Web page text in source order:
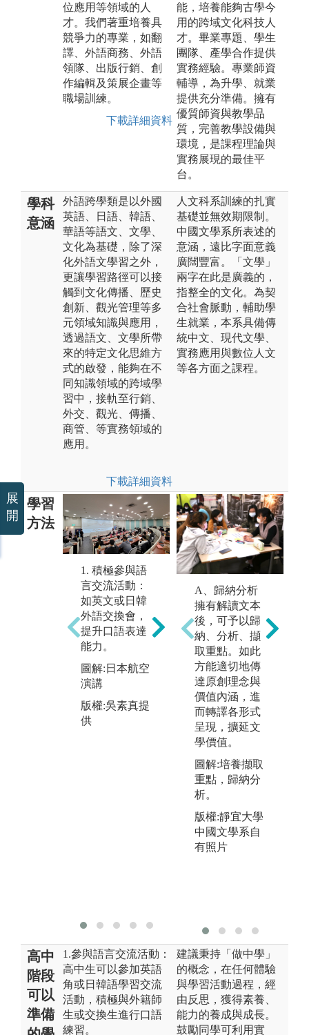
位應用等領域的人
才。我們著重培養具
競爭力的專業，如翻
譯、外語商務、外語
領隊、出版行銷、創
作編輯及策展企畫等
職場訓練。
下載詳細資料
能，培養能夠古學今
用的跨域文化科技人
才。畢業專題、學生
團隊、產學合作提供
實務經驗。專業師資
輔導，為升學、就業
提供充分準備。擁有
優質師資與教學品
質，完善教學設備與
環境，是課程理論與
實務展現的最佳平
台。
學科
意涵
外語跨學類是以外國
英語、日語、韓語、
華語等語文、文學、
文化為基礎，除了深
化外語文學習之外，
更讓學習路徑可以接
觸到文化傳播、歷史
創新、觀光管理等多
元領域知識與應用，
透過語文、文學所帶
來的特定文化思維方
式的啟發，能夠在不
同知識領域的跨域學
習中，接軌至行銷、
外交、觀光、傳播、
商管、等實務領域的
應用。
下載詳細資料
人文科系訓練的扎實
基礎並無效期限制。
中國文學系所表述的
意涵，遠比字面意義
廣闊豐富。「文學」
兩字在此是廣義的，
指整全的文化。為契
合社會脈動，輔助學
生就業，本系具備傳
統中文、現代文學、
實務應用與數位人文
等各方面之課程。
學習
方法
1. 積極參與語
言交流活動：
如英文或日韓
外語交換會，
提升口語表達
能力。
圖解:日本航空
演講
版權:吳素真提
供
2. 閱讀外文書
籍：如英美文
學作品，擴展
詞彙量，注重
文法結構的學
習，以及了解
外國人社會文
和思考模式，
強化國際觀與
跨領域的學習,
常藉分組討
論、口頭發表
等。
A、歸納分析
擁有解讀文本
後，可予以歸
納、分析、擷
取重點。如此
方能適切地傳
達原創理念與
價值內涵，進
而轉譯各形式
呈現，擴延文
學價值。
圖解:培養擷取
重點，歸納分
析。
版權:靜宜大學
中國文學系自
有照片
高中
階段
可以
準備
1.參與語言交流活動：
高中生可以參加英語
角或日韓語學習交流
活動，積極與外籍師
生或交換生進行口語
練習。
建議秉持「做中學」
的概念，在任何體驗
與學習活動過程，經
由反思，獲得素養、
能力的養成與成長。
鼓勵同學可利用實
展
開